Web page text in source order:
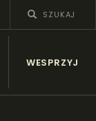
WESPRZYJ